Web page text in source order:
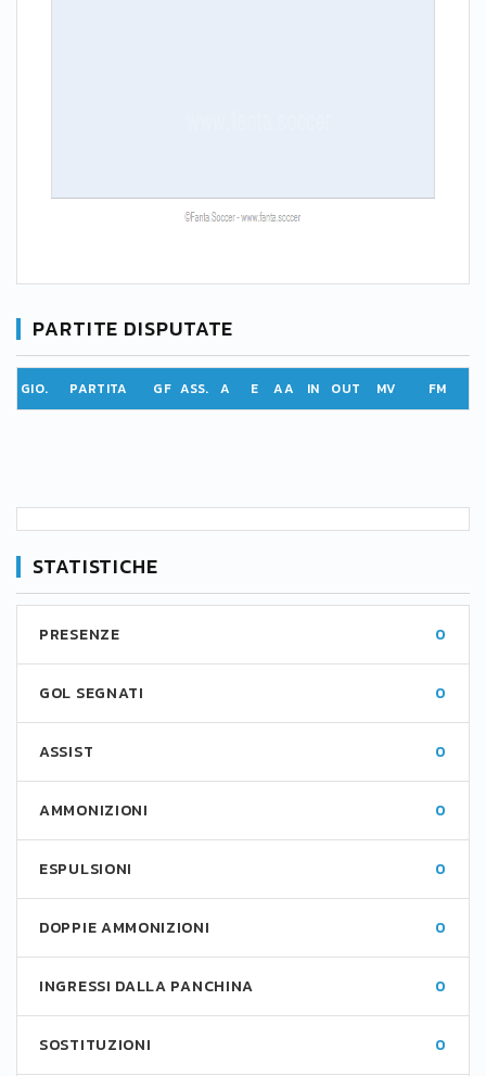
PARTITE DISPUTATE
GIO. PARTITA GF ASS. A E AA IN OUT MV FM
STATISTICHE
PRESENZE 0
GOL SEGNATI 0
ASSIST 0
AMMONIZIONI 0
ESPULSIONI 0
DOPPIE AMMONIZIONI 0
INGRESSI DALLA PANCHINA 0
SOSTITUZIONI 0